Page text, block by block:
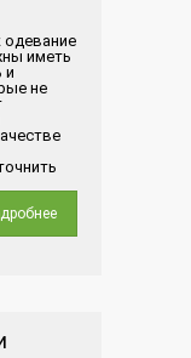
одевание
иметь
и
не